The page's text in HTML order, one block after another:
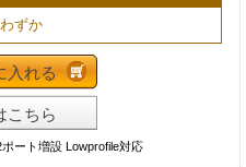
ずか
入れる
こちら
ート増設 Lowprofile対応